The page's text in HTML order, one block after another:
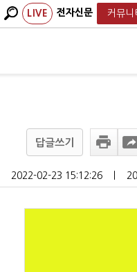
LIVE 전자신문 커뮤니
답글쓰기
2022-02-23 15:12:26